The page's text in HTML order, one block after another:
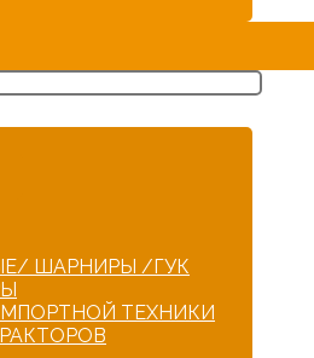
ШАРНИРЫ /ГУК
ТЕХНИКИ